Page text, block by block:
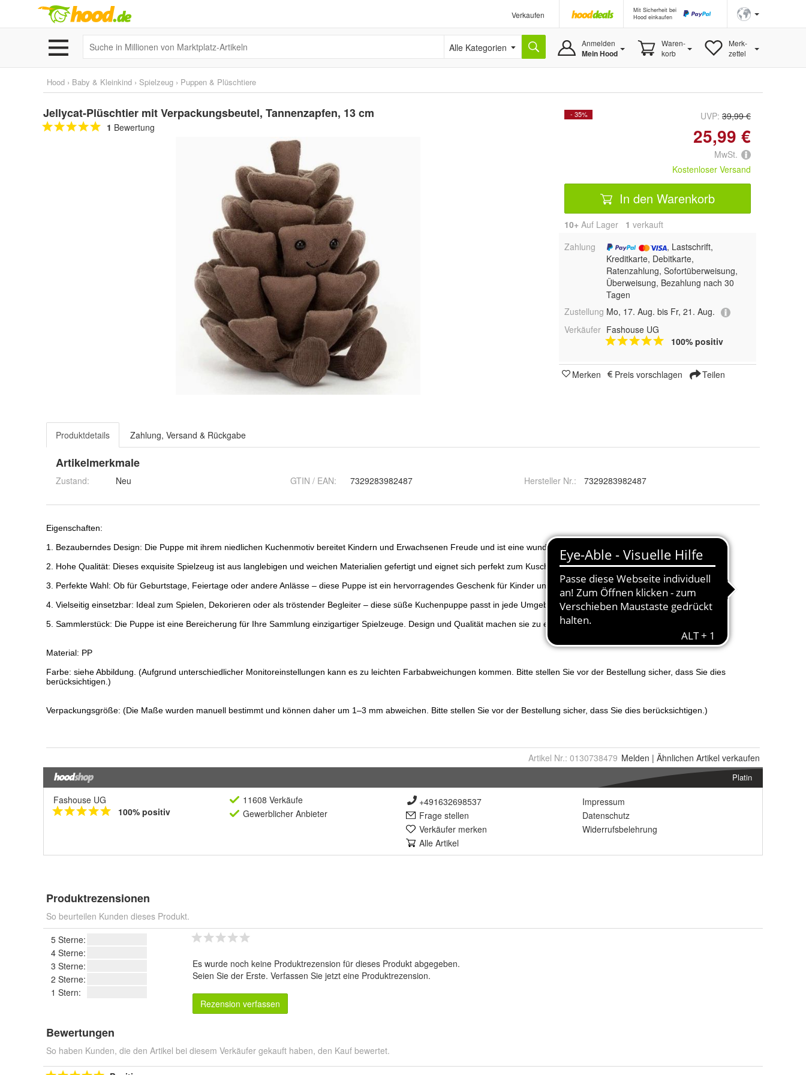
Verkaufen
Mit Sicherheit bei
Hood einkaufen
Alle Kategorien Anmelden
Mein Hood
Waren-
korb
Merk-
zettel
Hood › Baby & Kleinkind › Spielzeug › Puppen & Plüschtiere
Jellycat-Plüschtier mit Verpackungsbeutel, Tannenzapfen, 13 cm
1 Bewertung
- 35% UVP: 39,99 €
25,99 €
MwSt.
Kostenloser Versand
In den Warenkorb
10+ Auf Lager 1 verkauft
Zahlung
, Lastschrift,
Kreditkarte, Debitkarte,
Ratenzahlung, Sofortüberweisung,
Überweisung, Bezahlung nach 30
Tagen
Zustellung Mo, 17. Aug. bis Fr, 21. Aug.
Verkäufer Fashouse UG
100% positiv
Merken Preis vorschlagen Teilen
Produktdetails Zahlung, Versand & Rückgabe
Artikelmerkmale
Zustand: Neu GTIN / EAN: 7329283982487 Hersteller Nr.: 7329283982487
Artikel Nr.: 0130738479 Melden | Ähnlichen Artikel verkaufen
Platin
Fashouse UG
100% positiv
11608 Verkäufe
Gewerblicher Anbieter
+491632698537
Frage stellen
Verkäufer merken
Alle Artikel
Impressum
Datenschutz
Widerrufsbelehrung
Produktrezensionen
So beurteilen Kunden dieses Produkt.
5 Sterne:
4 Sterne:
3 Sterne:
2 Sterne:
1 Stern:
Es wurde noch keine Produktrezension für dieses Produkt abgegeben.
Seien Sie der Erste. Verfassen Sie jetzt eine Produktrezension.
Rezension verfassen
Bewertungen
So haben Kunden, die den Artikel bei diesem Verkäufer gekauft haben, den Kauf bewertet.